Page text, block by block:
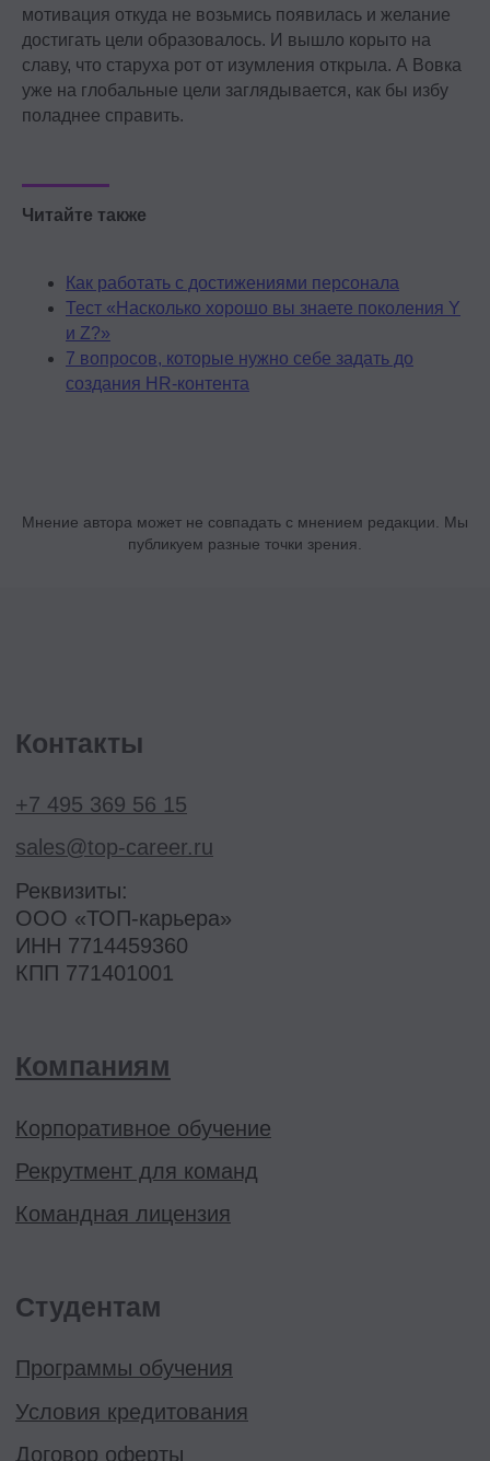
мотивация откуда не возьмись появилась и желание
достигать цели образовалось. И вышло корыто на
славу, что старуха рот от изумления открыла. А Вовка
уже на глобальные цели заглядывается, как бы избу
поладнее справить.
Читайте также
Как работать с достижениями персонала
Тест «Насколько хорошо вы знаете поколения Y
и Z?»
7 вопросов, которые нужно себе задать до
создания HR-контента
Мнение автора может не совпадать с мнением редакции. Мы
публикуем разные точки зрения.
добиться высокой зарплаты вне IT
Эйчары обращают внимание
на почту соискателя. У вас
красивая или fgh12j332jb?
Подпишитесь на нашу рассылку.